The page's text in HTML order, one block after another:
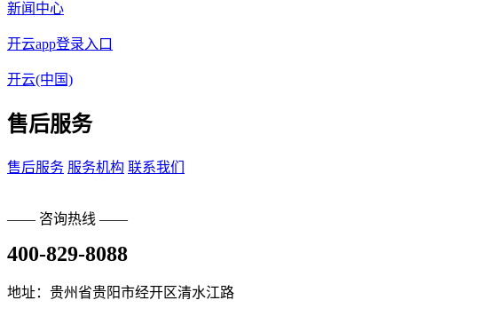
新闻中心
开云app登录入口
开云(中国)
售后服务
售后服务 服务机构 联系我们
—— 咨询热线 ——
400-829-8088
地址：贵州省贵阳市经开区清水江路